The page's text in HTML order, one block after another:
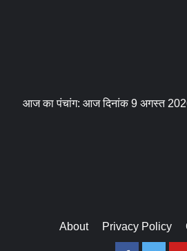
आज का पंचांग: आज दिनांक 9 अगस्त
About Privacy Policy